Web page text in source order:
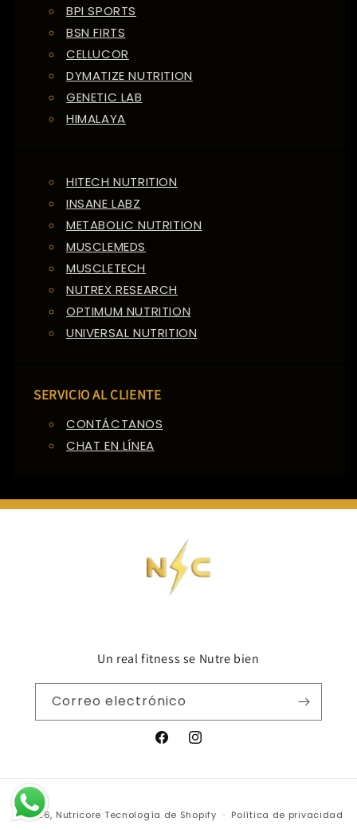
BPI SPORTS
BSN FIRTS
CELLUCOR
DYMATIZE NUTRITION
GENETIC LAB
HIMALAYA
HITECH NUTRITION
INSANE LABZ
METABOLIC NUTRITION
MUSCLEMEDS
MUSCLETECH
NUTREX RESEARCH
OPTIMUM NUTRITION
UNIVERSAL NUTRITION
SERVICIO AL CLIENTE
CONTÁCTANOS
CHAT EN LÍNEA
Un real fitness se Nutre bien
Correo electrónico
FacebookInstagram
de
© 2026, Nutricore Tecnología de Shopify Política de privacidad